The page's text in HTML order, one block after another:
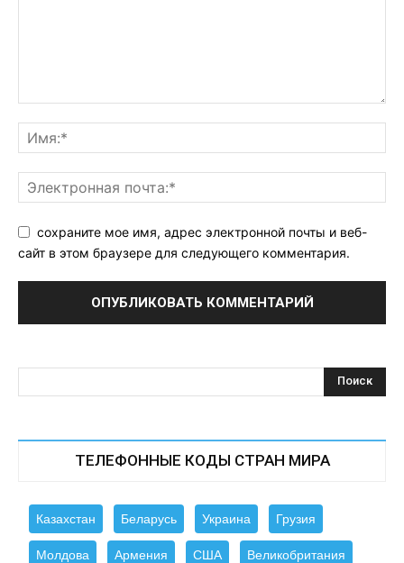
сохраните мое имя, адрес электронной почты и веб-
сайт в этом браузере для следующего комментария.
ТЕЛЕФОННЫЕ КОДЫ СТРАН МИРА
Казахстан Беларусь Украина Грузия
Молдова Армения США Великобритания